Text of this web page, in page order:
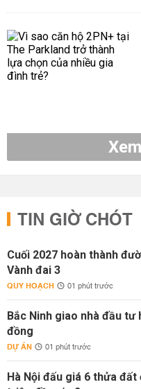
TIN GIỜ CHÓT
Cuối 2027 hoàn thành
Vành đai 3
QUY HOẠCH 01 phút trước
Bắc Ninh giao nhà đầu tư
đồng
DỰ ÁN 01 phút trước
Hà Nội đấu giá 6 thửa